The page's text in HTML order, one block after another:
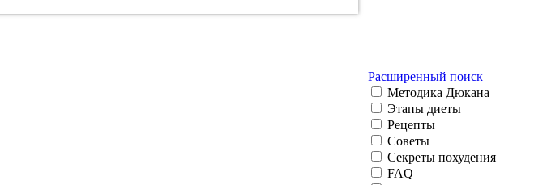
Расширенный поиск
Методика Дюкана
Этапы диеты
Рецепты
Советы
Секреты похудения
FAQ